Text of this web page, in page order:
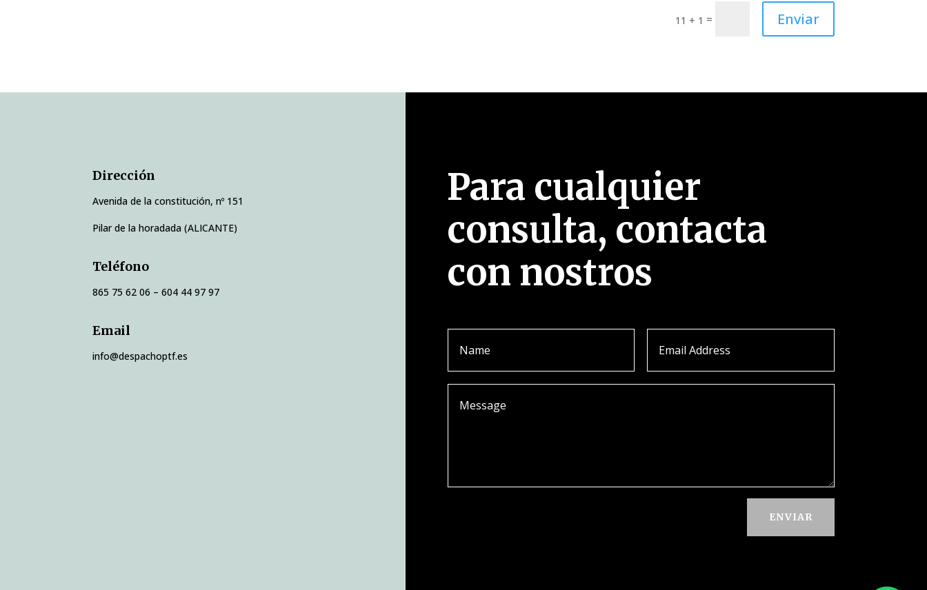
11 + 1 = Enviar
Dirección
Avenida de la constitución, nº 151
Pilar de la horadada (ALICANTE)
Teléfono
865 75 62 06 – 604 44 97 97
Email
info@despachoptf.es
Para cualquier
consulta, contacta
con nostros
ENVIAR